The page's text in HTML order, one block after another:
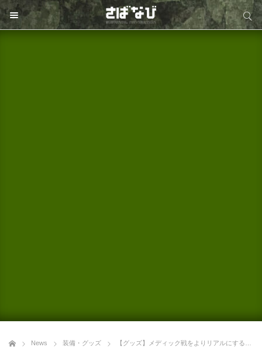
サイト内検索
News 装備・グッズ 【グッズ】メディック戦をよりリアルにする機器「CCS/エアソフト電子負傷判定システム」誕生